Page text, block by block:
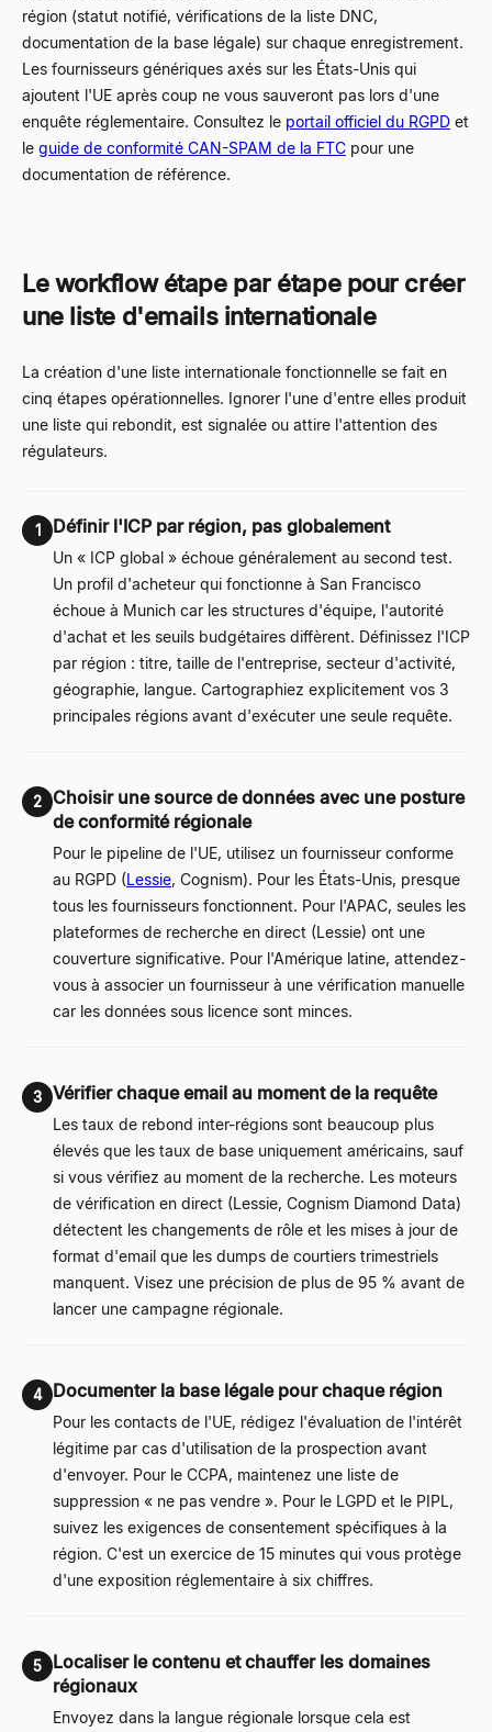
région (statut notifié, vérifications de la liste DNC,
documentation de la base légale) sur chaque enregistrement.
Les fournisseurs génériques axés sur les États-Unis qui
ajoutent l'UE après coup ne vous sauveront pas lors d'une
enquête réglementaire. Consultez le portail officiel du RGPD et
le guide de conformité CAN-SPAM de la FTC pour une
documentation de référence.
Le workflow étape par étape pour créer
une liste d'emails internationale
La création d'une liste internationale fonctionnelle se fait en
cinq étapes opérationnelles. Ignorer l'une d'entre elles produit
une liste qui rebondit, est signalée ou attire l'attention des
régulateurs.
1 Définir l'ICP par région, pas globalement
Un « ICP global » échoue généralement au second test.
Un profil d'acheteur qui fonctionne à San Francisco
échoue à Munich car les structures d'équipe, l'autorité
d'achat et les seuils budgétaires diffèrent. Définissez l'ICP
par région : titre, taille de l'entreprise, secteur d'activité,
géographie, langue. Cartographiez explicitement vos 3
principales régions avant d'exécuter une seule requête.
2
Choisir une source de données avec une posture
de conformité régionale
Pour le pipeline de l'UE, utilisez un fournisseur conforme
au RGPD (Lessie, Cognism). Pour les États-Unis, presque
tous les fournisseurs fonctionnent. Pour l'APAC, seules les
plateformes de recherche en direct (Lessie) ont une
couverture significative. Pour l'Amérique latine, attendez-
vous à associer un fournisseur à une vérification manuelle
car les données sous licence sont minces.
3 Vérifier chaque email au moment de la requête
Les taux de rebond inter-régions sont beaucoup plus
élevés que les taux de base uniquement américains, sauf
si vous vérifiez au moment de la recherche. Les moteurs
de vérification en direct (Lessie, Cognism Diamond Data)
détectent les changements de rôle et les mises à jour de
format d'email que les dumps de courtiers trimestriels
manquent. Visez une précision de plus de 95 % avant de
lancer une campagne régionale.
4 Documenter la base légale pour chaque région
Pour les contacts de l'UE, rédigez l'évaluation de l'intérêt
légitime par cas d'utilisation de la prospection avant
d'envoyer. Pour le CCPA, maintenez une liste de
suppression « ne pas vendre ». Pour le LGPD et le PIPL,
suivez les exigences de consentement spécifiques à la
région. C'est un exercice de 15 minutes qui vous protège
d'une exposition réglementaire à six chiffres.
5
Localiser le contenu et chauffer les domaines
régionaux
Envoyez dans la langue régionale lorsque cela est